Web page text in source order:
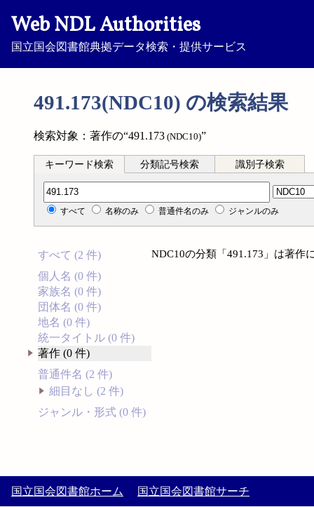
Web NDL Authorities
国立国会図書館典拠データ検索・提供サービス
491.173(NDC10) の検索結果
検索対象：著作の“491.173 (NDC10)”
キーワード検索 分類記号検索 識別子検索
分類記号検索
すべて 名称のみ 普通件名のみ ジャンルのみ
すべて (2 件)
個人名 (0 件)
家族名 (0 件)
団体名 (0 件)
地名 (0 件)
統一タイトル (0 件)
著作 (0 件)
普通件名 (2 件)
細目なし (2 件)
ジャンル・形式 (0 件)
NDC10の分類「491.173」は著作
国立国会図書館ホーム 国立国会図書館サーチ